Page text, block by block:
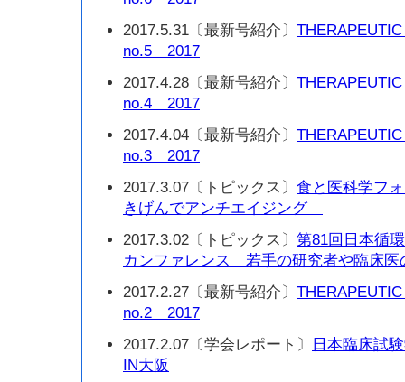
2017.5.31〔最新号紹介〕
no.5 2017
2017.4.28〔最新号紹介〕
no.4 2017
2017.4.04〔最新号紹介〕
no.3 2017
2017.3.07〔トピックス〕 食と医科学フ
きげんでアンチエイジング
2017.3.02〔トピックス〕 第81回日本循
カンファレンス 若手の研究者や臨床医
2017.2.27〔最新号紹介〕
no.2 2017
2017.2.07〔学会レポート〕
日本臨床試
IN大阪